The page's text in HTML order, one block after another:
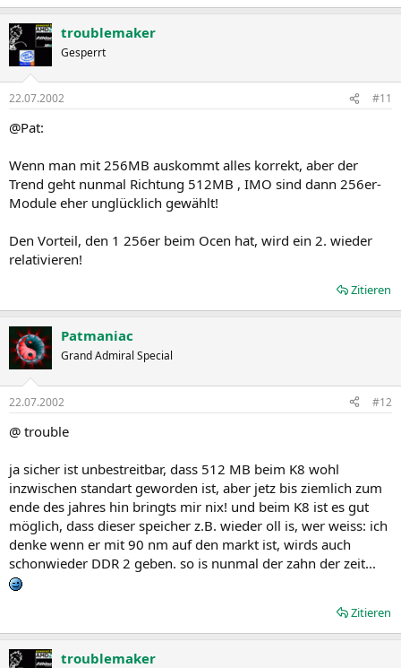
troublemaker
Gesperrt
22.07.2002 #11
@Pat:
Wenn man mit 256MB auskommt alles korrekt, aber der
Trend geht nunmal Richtung 512MB , IMO sind dann 256er-
Module eher unglücklich gewählt!
Den Vorteil, den 1 256er beim Ocen hat, wird ein 2. wieder
relativieren!
Zitieren
Patmaniac
Grand Admiral Special
22.07.2002 #12
@ trouble
ja sicher ist unbestreitbar, dass 512 MB beim K8 wohl
inzwischen standart geworden ist, aber jetz bis ziemlich zum
ende des jahres hin bringts mir nix! und beim K8 ist es gut
möglich, dass dieser speicher z.B. wieder oll is, wer weiss: ich
denke wenn er mit 90 nm auf den markt ist, wirds auch
schonwieder DDR 2 geben. so is nunmal der zahn der zeit...
Zitieren
troublemaker